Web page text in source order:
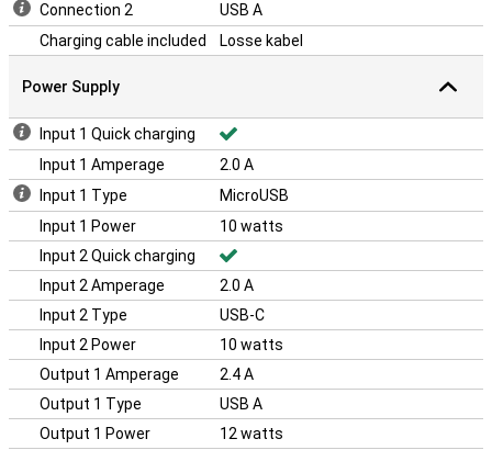
Connection 2
USB A
Charging cable included
Losse kabel
Power Supply
Input 1 Quick charging
Input 1 Amperage
2.0 A
Input 1 Type
MicroUSB
Input 1 Power
10 watts
Input 2 Quick charging
Input 2 Amperage
2.0 A
Input 2 Type
USB-C
Input 2 Power
10 watts
Output 1 Amperage
2.4 A
Output 1 Type
USB A
Output 1 Power
12 watts